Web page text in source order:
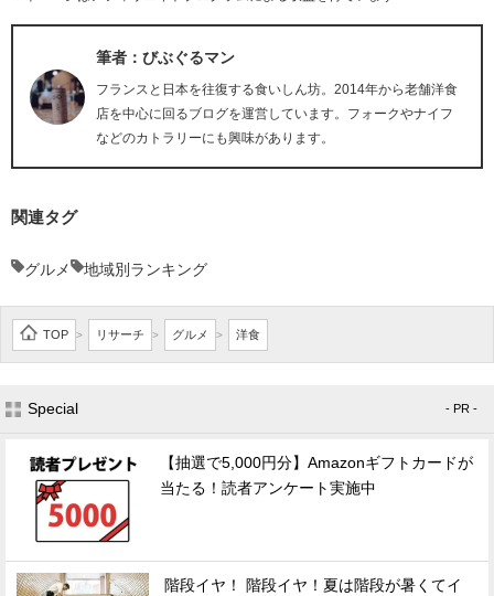
筆者：びぶぐるマン
フランスと日本を往復する食いしん坊。2014年から老舗洋食
店を中心に回るブログを運営しています。フォークやナイフ
などのカトラリーにも興味があります。
関連タグ
グルメ 地域別ランキング
TOP > リサーチ > グルメ > 洋食
Special - PR -
【抽選で5,000円分】Amazonギフトカードが
当たる！読者アンケート実施中
階段イヤ！ 階段イヤ！夏は階段が暑くてイ